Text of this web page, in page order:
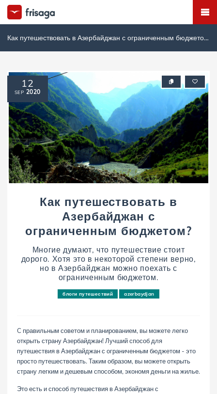
Как путешествовать в Азербайджан с ограниченным бюджетом?
Как путешествовать в
Азербайджан с
ограниченным бюджетом?
Многие думают, что путешествие стоит
дорого. Хотя это в некоторой степени верно,
но в Азербайджан можно поехать с
ограниченным бюджетом.
блоги путешествий azerbaydjan
C правильным советом и планированием, вы можете легко
открыть страну Азербайджан! Лучший способ для
путешествия в Азербайджан с ограниченным бюджетом - это
просто путешествовать. Таким образом, вы можете открыть
страну легким и дешевым способом, экономя деньги на жилье.
Это есть и способ путешествия в Азербайджан с
12
SEP 2020